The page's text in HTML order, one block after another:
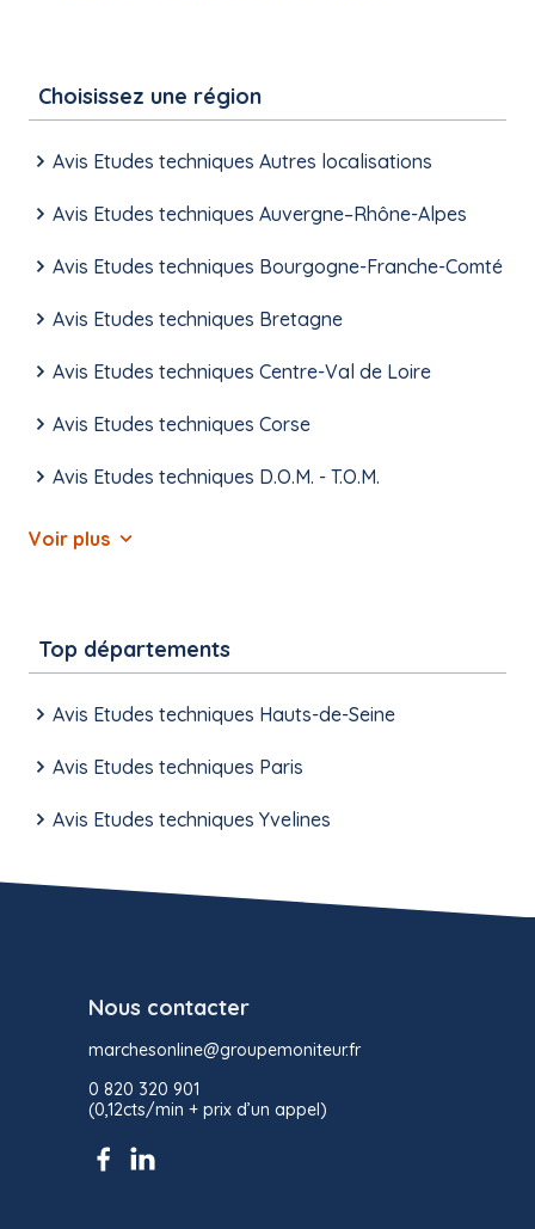
Choisissez une région
Avis Etudes techniques Autres localisations
Avis Etudes techniques Auvergne–Rhône-Alpes
Avis Etudes techniques Bourgogne-Franche-Comté
Avis Etudes techniques Bretagne
Avis Etudes techniques Centre-Val de Loire
Avis Etudes techniques Corse
Avis Etudes techniques D.O.M. - T.O.M.
Voir plus
Top départements
Avis Etudes techniques Hauts-de-Seine
Avis Etudes techniques Paris
Avis Etudes techniques Yvelines
Nous contacter
marchesonline@groupemoniteur.fr
0 820 320 901
(0,12cts/min + prix d’un appel)